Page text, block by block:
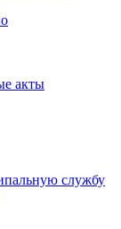
акты
службу